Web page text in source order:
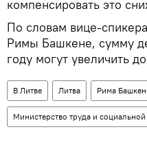
компенсировать это
По словам вице-
Римы Башкене, сумму
году могут увеличить
В Литве Литва Рима
Министерство труда и